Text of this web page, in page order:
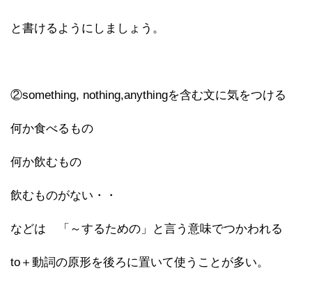
と書けるようにしましょう。
②something, nothing,anythingを含む文に気をつける
何か食べるもの
何か飲むもの
飲むものがない・・
などは 「～するための」と言う意味でつかわれる
to＋動詞の原形を後ろに置いて使うことが多い。